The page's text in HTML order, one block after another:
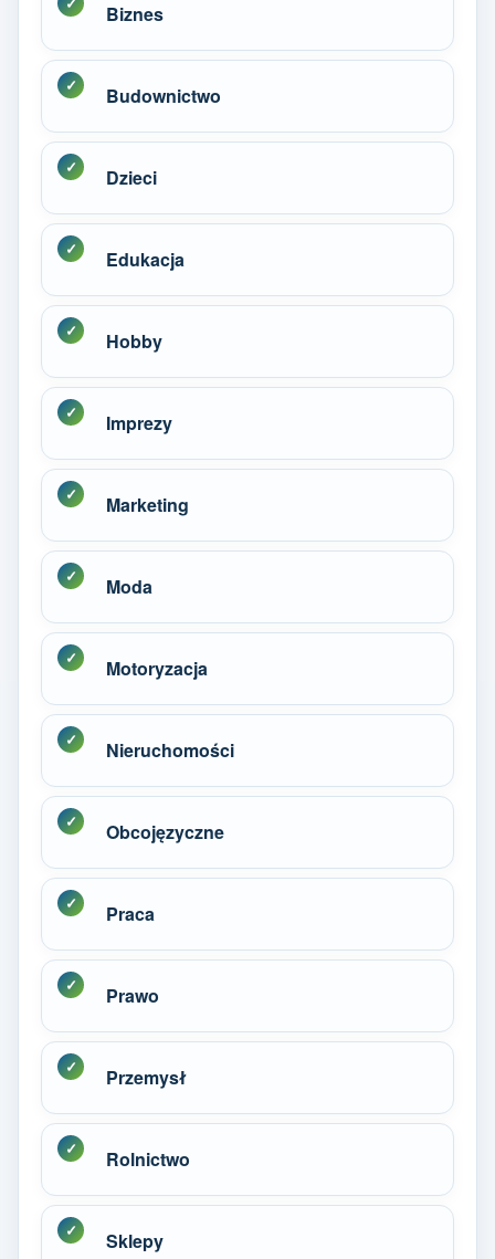
Biznes
Budownictwo
Dzieci
Edukacja
Hobby
Imprezy
Marketing
Moda
Motoryzacja
Nieruchomości
Obcojęzyczne
Praca
Prawo
Przemysł
Rolnictwo
Sklepy